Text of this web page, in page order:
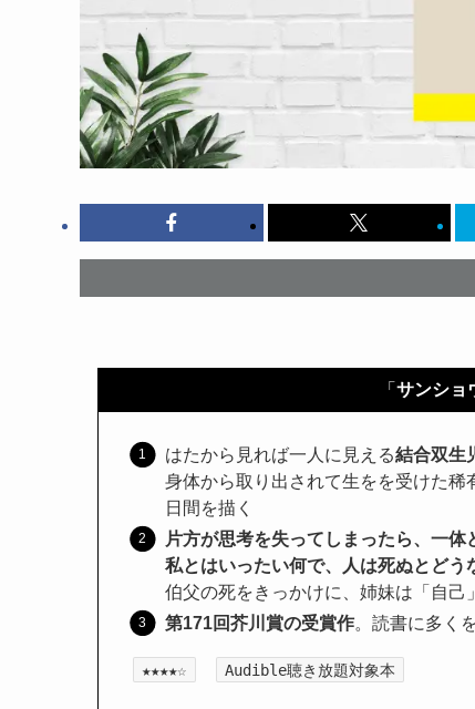
「 サンショ
はたから見れば一人に見える結合双生
身体から取り出されて生をを受けた
日間を描く
片方が思考を失ってしまったら、一体
私とはいったい何で、人は死ぬとどう
伯父の死をきっかけに、姉妹は「自
第171回芥川賞の受賞作。読書に多く
★★★★☆ Audible聴き放題対象本